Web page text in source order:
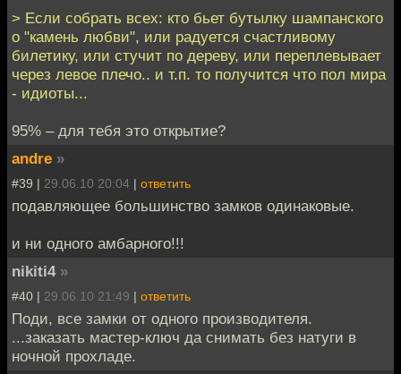
> Если собрать всех: кто бьет бутылку шампанского
о "камень любви", или радуется счастливому
билетику, или стучит по дереву, или переплевывает
через левое плечо.. и т.п. то получится что пол мира
- идиоты...
95% – для тебя это открытие?
andre »
#39 | 29.06.10 20:04 | ответить
подавляющее большинство замков одинаковые.
и ни одного амбарного!!!
nikiti4 »
#40 | 29.06.10 21:49 | ответить
Поди, все замки от одного производителя.
...заказать мастер-ключ да снимать без натуги в
ночной прохладе.